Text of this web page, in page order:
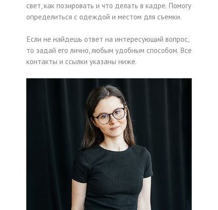
свет, как позировать и что делать в кадре. Помогу
определиться с одеждой и местом для съемки.
Если не найдешь ответ на интересующий вопрос,
то задай его лично, любым удобным способом. Все
контакты и ссылки указаны ниже.